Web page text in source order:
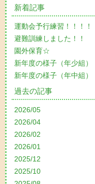
新着記事
運動会予行練習！！！！
避難訓練しました！！
園外保育☆
新年度の様子（年少組）
新年度の様子（年中組）
過去の記事
2026/05
2026/04
2026/02
2026/01
2025/12
2025/10